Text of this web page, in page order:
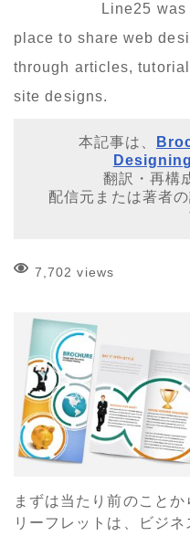
Line25
place to share web
through articles,
site designs.
本記事は、
翻訳・再構
配信元または著者
7,702 views
まずは当たり前のことか
リーフレットは、ビジ